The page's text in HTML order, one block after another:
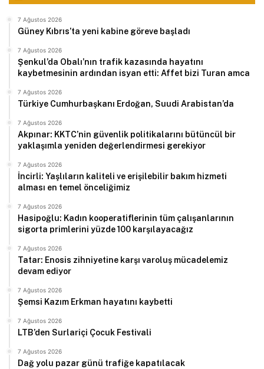
7 Ağustos 2026
Güney Kıbrıs’ta yeni kabine göreve başladı
7 Ağustos 2026
Şenkul’da Obalı’nın trafik kazasında hayatını
kaybetmesinin ardından isyan etti: Affet bizi Turan amca
7 Ağustos 2026
Türkiye Cumhurbaşkanı Erdoğan, Suudi Arabistan’da
7 Ağustos 2026
Akpınar: KKTC’nin güvenlik politikalarını bütüncül bir
yaklaşımla yeniden değerlendirmesi gerekiyor
7 Ağustos 2026
İncirli: Yaşlıların kaliteli ve erişilebilir bakım hizmeti
alması en temel önceliğimiz
7 Ağustos 2026
Hasipoğlu: Kadın kooperatiflerinin tüm çalışanlarının
sigorta primlerini yüzde 100 karşılayacağız
7 Ağustos 2026
Tatar: Enosis zihniyetine karşı varoluş mücadelemiz
devam ediyor
7 Ağustos 2026
Şemsi Kazım Erkman hayatını kaybetti
7 Ağustos 2026
LTB’den Surlariçi Çocuk Festivali
7 Ağustos 2026
Dağ yolu pazar günü trafiğe kapatılacak